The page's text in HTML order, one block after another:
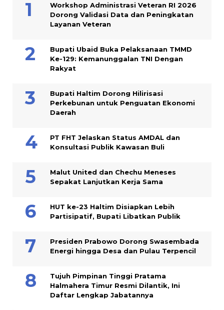
Workshop Administrasi Veteran RI 2026
Dorong Validasi Data dan Peningkatan
Layanan Veteran
Bupati Ubaid Buka Pelaksanaan TMMD
Ke-129: Kemanunggalan TNI Dengan
Rakyat
Bupati Haltim Dorong Hilirisasi
Perkebunan untuk Penguatan Ekonomi
Daerah
PT FHT Jelaskan Status AMDAL dan
Konsultasi Publik Kawasan Buli
Malut United dan Chechu Meneses
Sepakat Lanjutkan Kerja Sama
HUT ke-23 Haltim Disiapkan Lebih
Partisipatif, Bupati Libatkan Publik
Presiden Prabowo Dorong Swasembada
Energi hingga Desa dan Pulau Terpencil
Tujuh Pimpinan Tinggi Pratama
Halmahera Timur Resmi Dilantik, Ini
Daftar Lengkap Jabatannya